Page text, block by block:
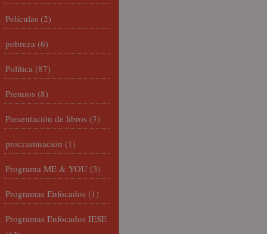
Películas (2)
pobreza (6)
Política (87)
Premios (8)
Presentación de libros (3)
procrastinación (1)
Programa ME & YOU (3)
Programas Enfocados (1)
Programas Enfocados IESE